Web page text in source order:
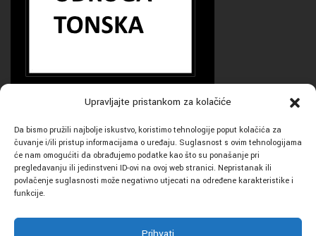
Upravljajte pristankom za kolačiće
Da bismo pružili najbolje iskustvo, koristimo tehnologije poput kolačića za
čuvanje i/ili pristup informacijama o uređaju. Suglasnost s ovim tehnologijama
će nam omogućiti da obrađujemo podatke kao što su ponašanje pri
pregledavanju ili jedinstveni ID-ovi na ovoj web stranici. Nepristanak ili
povlačenje suglasnosti može negativno utjecati na određene karakteristike i
funkcije.
Prihvati
Kulturna udruga Tonska
Tomaša G. Masaryka 8, Bjelovar